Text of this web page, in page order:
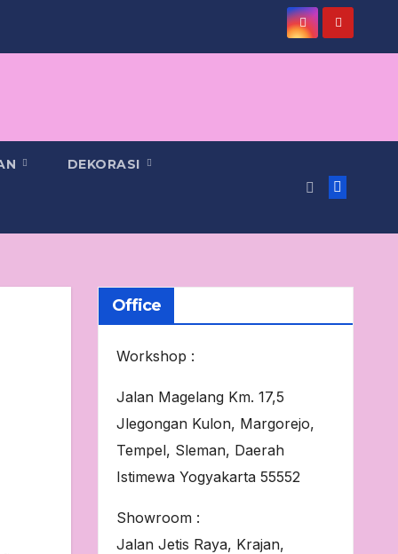
DEKORASI
Office
Workshop :
Jalan Magelang Km. 17,5
Jlegongan Kulon, Margorejo,
Tempel, Sleman, Daerah
Istimewa Yogyakarta 55552
Showroom :
Jalan Jetis Raya, Krajan,